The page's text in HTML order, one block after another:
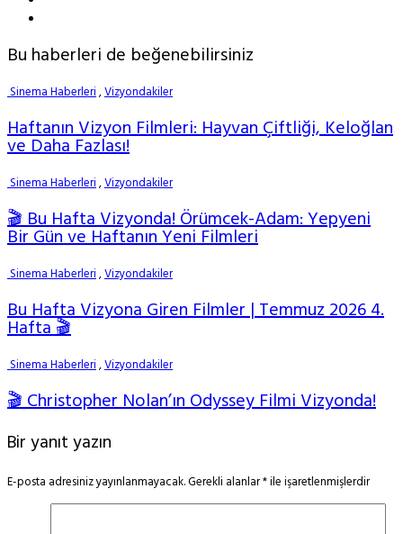
Bu haberleri de beğenebilirsiniz
Sinema Haberleri,Vizyondakiler
Haftanın Vizyon Filmleri: Hayvan Çiftliği, Keloğlan
ve Daha Fazlası!
Sinema Haberleri,Vizyondakiler
🎬 Bu Hafta Vizyonda! Örümcek-Adam: Yepyeni
Bir Gün ve Haftanın Yeni Filmleri
Sinema Haberleri,Vizyondakiler
Bu Hafta Vizyona Giren Filmler | Temmuz 2026 4.
Hafta 🎬
Sinema Haberleri,Vizyondakiler
🎬 Christopher Nolan’ın Odyssey Filmi Vizyonda!
Bir yanıt yazın
E-posta adresiniz yayınlanmayacak.Gerekli alanlar*ile işaretlenmişlerdir